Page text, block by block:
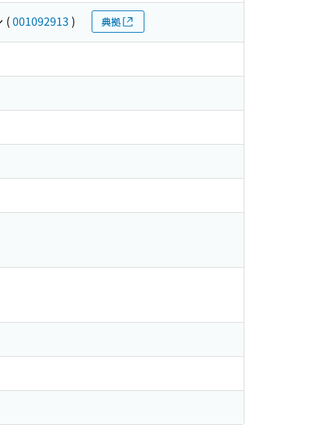
(001092913 ) 典拠